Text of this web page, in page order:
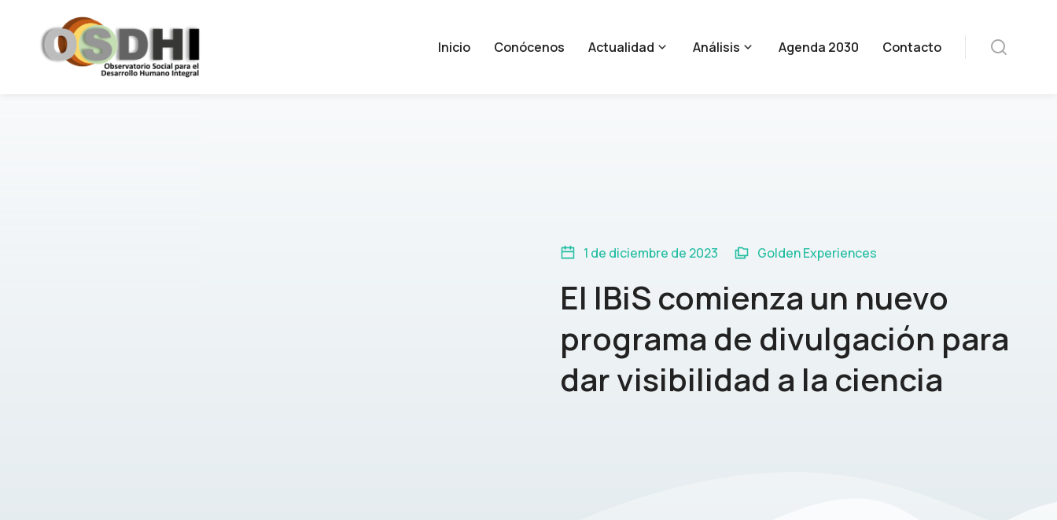
Inicio Conócenos Actualidad Análisis Agenda 2030 Contacto
1 de diciembre de 2023 Golden Experiences
El IBiS comienza un nuevo
programa de divulgación para
dar visibilidad a la ciencia